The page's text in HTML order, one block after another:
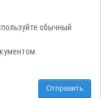
обычный
Отправить